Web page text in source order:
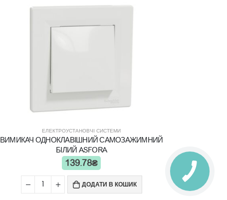
ЕЛЕКТРОУСТАНОВЧІ СИСТЕМИ
ВИМИКАЧ ОДНОКЛАВІШНИЙ САМОЗАЖИМНИЙ
БІЛИЙ ASFORA
139.78₴
ДОДАТИ В КОШИК